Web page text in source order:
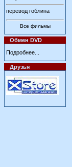
перевод гоблина
Все фильмы
Обмен DVD
Подробнее...
Друзья